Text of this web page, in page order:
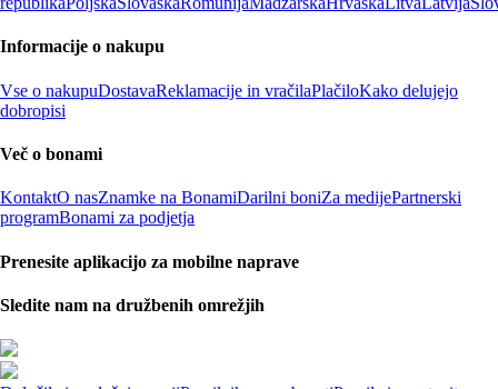
Informacije o nakupu
Vse o nakupuDostavaReklamacije in vračilaPlačiloKako delujejo
dobropisi
Več o bonami
KontaktO nasZnamke na BonamiDarilni boniZa medijePartnerski
programBonami za podjetja
Prenesite aplikacijo za mobilne naprave
Sledite nam na družbenih omrežjih